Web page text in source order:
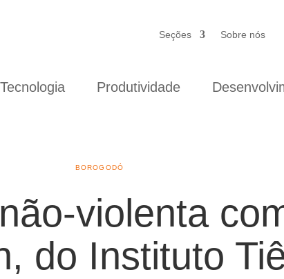
Seções Sobre nós
Tecnologia Produtividade
BOROGODÓ
violenta
do Instituto